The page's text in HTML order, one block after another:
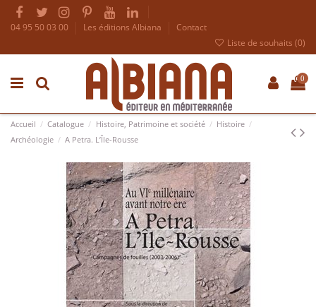
04 95 50 03 00 Les éditions Albiana
Contact
Liste de souhaits (0)
0
Accueil Catalogue Histoire, Patrimoine et société
Histoire
Archéologie
A Petra. L’Île-Rousse